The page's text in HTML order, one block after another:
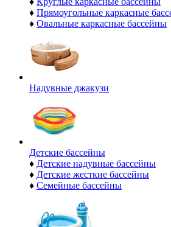
♦ Прямоугольные каркасные
♦ Овальные каркасные бассейны
Надувные джакузи
Детские бассейны
♦ Детские надувные бассейны
♦ Детские жесткие бассейны
♦ Семейные бассейны